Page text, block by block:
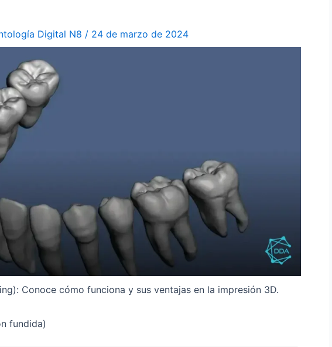
Digital N8 / 24 de marzo de 2024
Conoce cómo funciona y sus ventajas en la impresión 3D.
fundida)